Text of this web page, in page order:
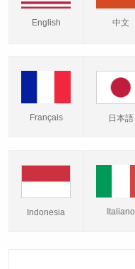
English 中文
Français 日本語
Indonesia Italiano